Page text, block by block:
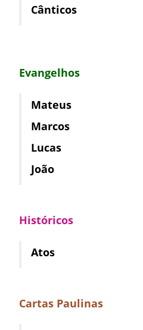
Cânticos
Evangelhos
Mateus
Marcos
Lucas
João
Históricos
Atos
Cartas Paulinas